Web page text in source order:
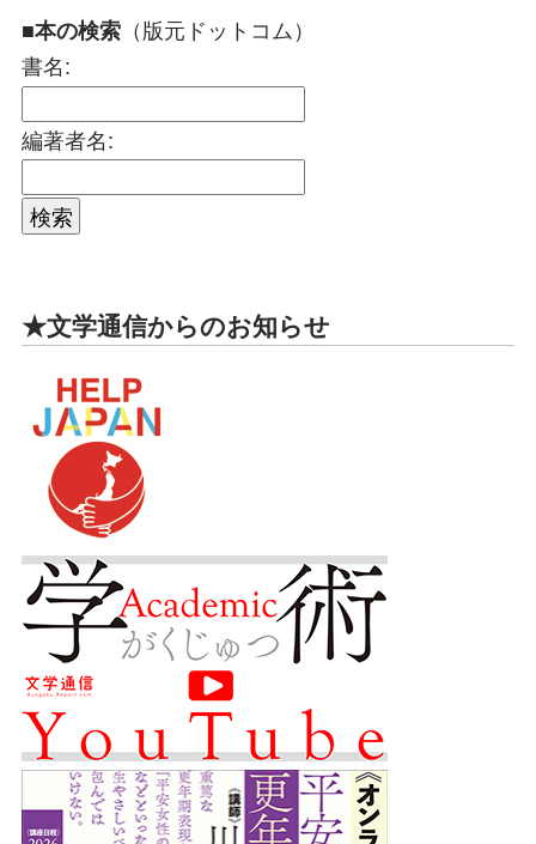
■本の検索 （版元ドットコム）
書名:
編著者名:
★文学通信からのお知らせ